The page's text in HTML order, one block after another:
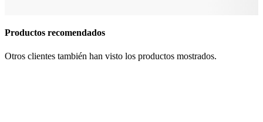
Productos recomendados
Otros clientes también han visto los productos mostrados.